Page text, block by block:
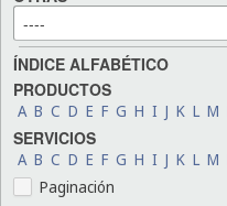
ÍNDICE ALFABÉTICO
PRODUCTOS
A B C D E F G H I J K L M
SERVICIOS
A B C D E F G H I J K L M
Paginación